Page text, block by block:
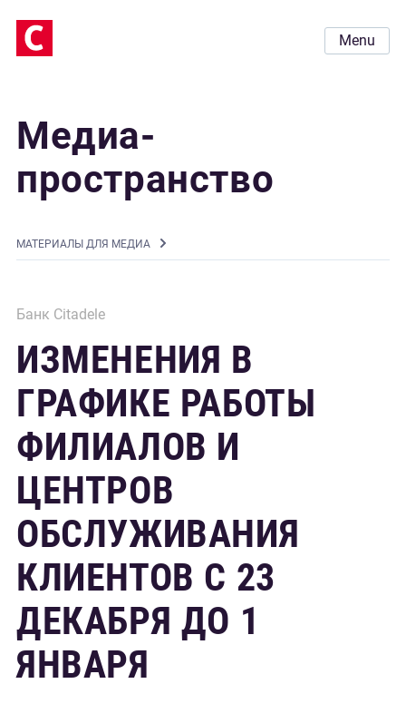
Menu
Медиа-
пространство
MАТЕРИАЛЫ ДЛЯ МЕДИА
Банк Citadele
ИЗМЕНЕНИЯ В
ГРАФИКЕ РАБОТЫ
ФИЛИАЛОВ И
ЦЕНТРОВ
ОБСЛУЖИВАНИЯ
КЛИЕНТОВ С 23
ДЕКАБРЯ ДО 1
ЯНВАРЯ